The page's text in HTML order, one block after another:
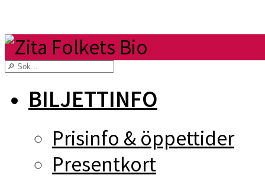
BILJETTINFO
Prisinfo & öppettider
Presentkort